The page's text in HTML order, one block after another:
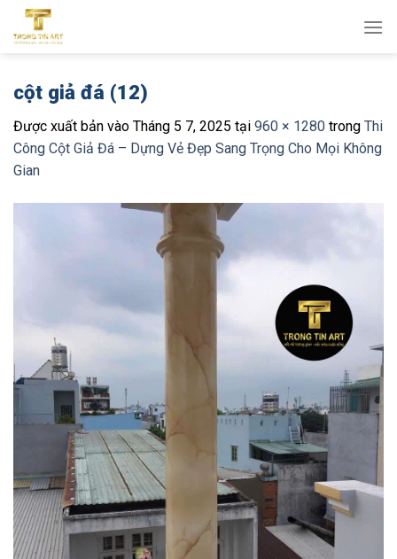
qua
cột giả đá (12)
Được xuất bản vào Tháng 5 7, 2025 tại 960 × 1280 trong Thi
Công Cột Giả Đá – Dựng Vẻ Đẹp Sang Trọng Cho Mọi Không
Gian